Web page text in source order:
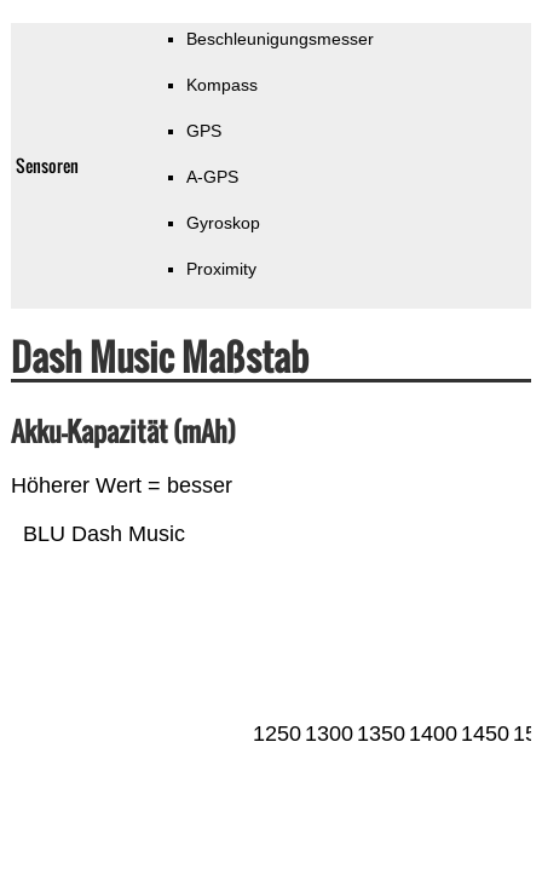
Sensoren
Beschleunigungsmesser
Kompass
GPS
A-GPS
Gyroskop
Proximity
Dash Music Maßstab
Akku-Kapazität (mAh)
Höherer Wert = besser
BLU Dash Music
1250 1300 1350 1400 1450